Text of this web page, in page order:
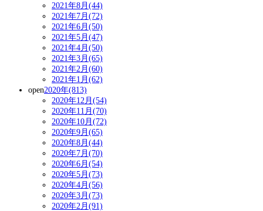
2021年8月(44)
2021年7月(72)
2021年6月(50)
2021年5月(47)
2021年4月(50)
2021年3月(65)
2021年2月(60)
2021年1月(62)
open2020年(813)
2020年12月(54)
2020年11月(70)
2020年10月(72)
2020年9月(65)
2020年8月(44)
2020年7月(70)
2020年6月(54)
2020年5月(73)
2020年4月(56)
2020年3月(73)
2020年2月(91)